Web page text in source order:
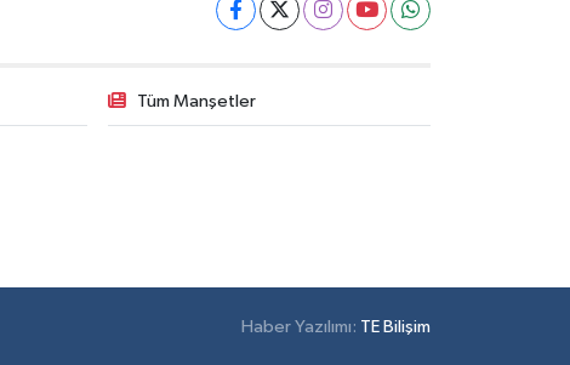
Tüm Manşetler
Haber Yazılımı: TE Bilişim